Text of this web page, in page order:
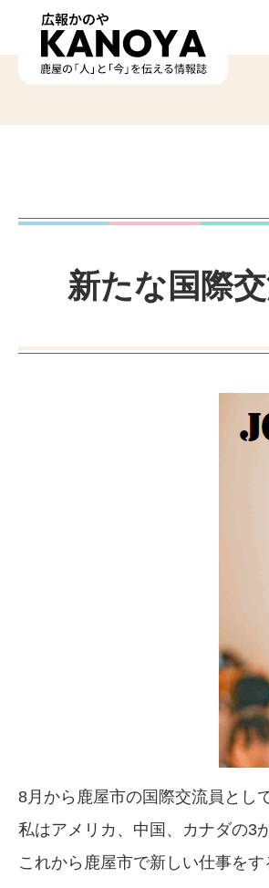
新たな国際
8月から鹿屋市の国際交流員とし
私はアメリカ、中国、カナダの3
これから鹿屋市で新しい仕事を